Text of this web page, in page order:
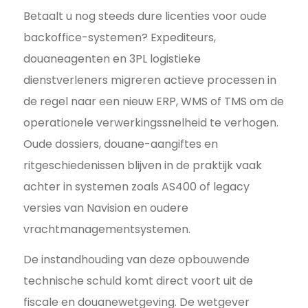
Betaalt u nog steeds dure licenties voor oude
backoffice-systemen? Expediteurs,
douaneagenten en 3PL logistieke
dienstverleners migreren actieve processen in
de regel naar een nieuw ERP, WMS of TMS om de
operationele verwerkingssnelheid te verhogen.
Oude dossiers, douane-aangiftes en
ritgeschiedenissen blijven in de praktijk vaak
achter in systemen zoals AS400 of legacy
versies van Navision en oudere
vrachtmanagementsystemen.
De instandhouding van deze opbouwende
technische schuld komt direct voort uit de
fiscale en douanewetgeving. De wetgever